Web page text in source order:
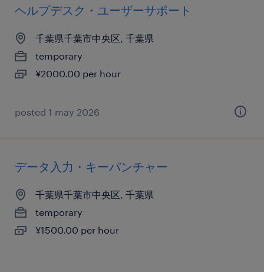
ヘルプデスク・ユーザーサポート
千葉県千葉市中央区, 千葉県
temporary
¥2000.00 per hour
posted 1 may 2026
データ入力・キーパンチャー
千葉県千葉市中央区, 千葉県
temporary
¥1500.00 per hour